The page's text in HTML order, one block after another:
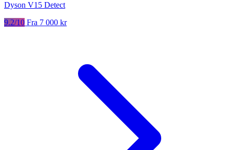
Dyson V15 Detect
9.2/10 Fra 7 000 kr